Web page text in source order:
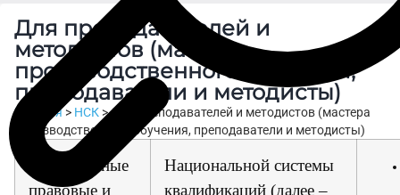
Для преподавателей и
методистов (мастера
производственного обучения,
преподаватели и методисты)
Главная> НСК >Для преподавателей и методистов (мастера
производственного обучения, преподаватели и методисты)
Нормативные
правовые и
Национальной системы
квалификаций (далее –